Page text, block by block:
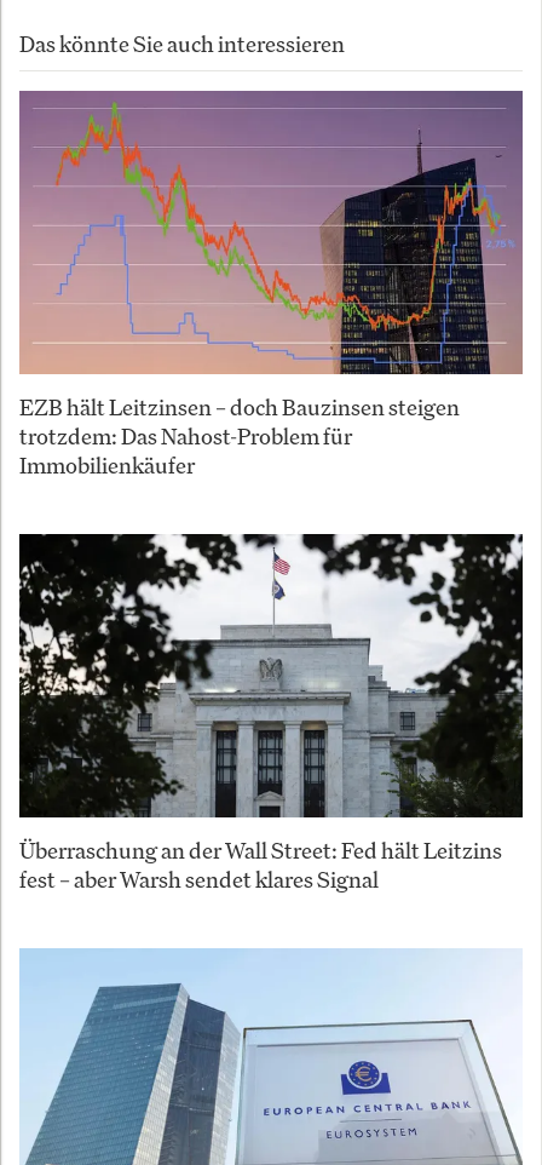
Das könnte Sie auch interessieren
EZB hält Leitzinsen – doch Bauzinsen steigen
trotzdem: Das Nahost-Problem für
Immobilienkäufer
Überraschung an der Wall Street: Fed hält Leitzins
fest – aber Warsh sendet klares Signal